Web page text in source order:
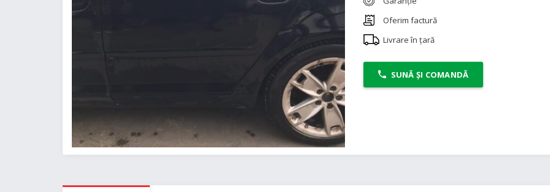
Oferim factură
Livrare în țară
SUNĂ ȘI COMANDĂ